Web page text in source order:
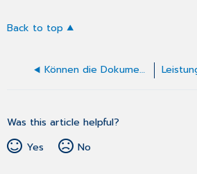
Back to top
Können die Dokumentenlisten in der ePA gefiltert werden?
Was this article helpful?
Yes
No